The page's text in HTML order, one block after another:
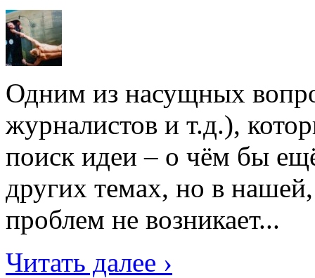
Одним из насущных
журналистов и т.д.),
поиск идеи – о чём бы
других темах, но в
проблем не возникает...
Читать далее ›